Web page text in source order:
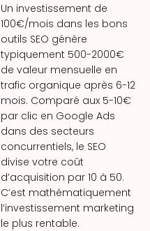
Un investissement de
100€/mois dans les bons
outils SEO génère
typiquement 500-2000€
de valeur mensuelle en
trafic organique après 6-12
mois. Comparé aux 5-10€
par clic en Google Ads
dans des secteurs
concurrentiels, le SEO
divise votre coût
d’acquisition par 10 à 50.
C’est mathématiquement
l’investissement marketing
le plus rentable.